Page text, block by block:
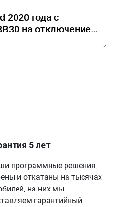
2020 года с
на отключение
5 лет
программные решения
и откатаны на тысячах
на них мы
гарантийный